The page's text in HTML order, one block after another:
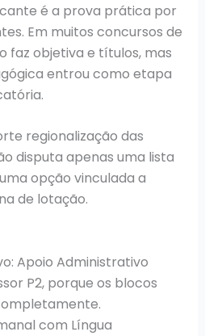
é a prova prática por
Em muitos concursos de
faz objetiva e títulos, mas
entrou como etapa
regionalização das
disputa apenas uma lista
opção vinculada a
de lotação.
Apoio Administrativo
P2, porque os blocos
com Língua